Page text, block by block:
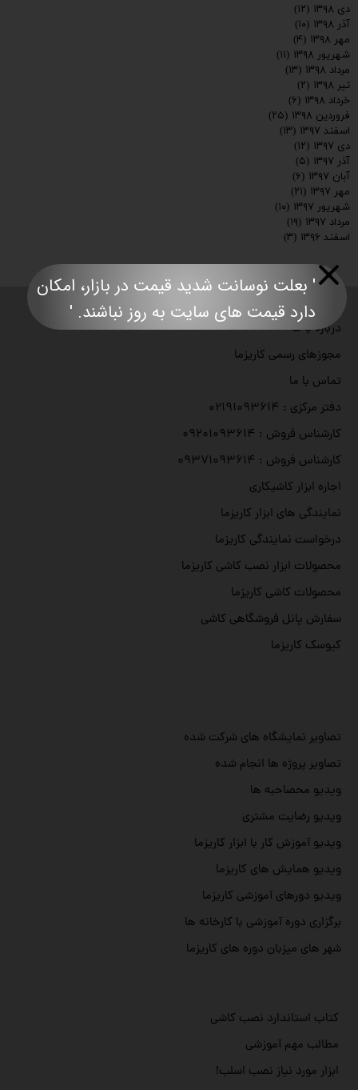
دی ۱۳۹۸
(۱۲)
آذر ۱۳۹۸
(۱۰)
مهر ۱۳۹۸
(۴)
شهریور ۱۳۹۸
(۱۱)
مرداد ۱۳۹۸
(۱۳)
تیر ۱۳۹۸
(۲)
خرداد ۱۳۹۸
(۶)
فروردین ۱۳۹۸
(۲۵)
اسفند ۱۳۹۷
(۱۳)
دی ۱۳۹۷
(۱۲)
آذر ۱۳۹۷
(۵)
آبان ۱۳۹۷
(۶)
مهر ۱۳۹۷
(۲۱)
شهریور ۱۳۹۷
(۱۰)
مرداد ۱۳۹۷
(۱۹)
اسفند ۱۳۹۶
(۳)
تصاویر نمایشگاه های شرکت شده
تصاویر پروژه ها انجام شده
ویدیو محصاحبه ها
ویدیو رضایت مشتری
ویدیو آموزش کار با ابزار کاریزما
ویدیو همایش های کاریزما
ویدیو دورهای آموزشی کاریزما
برگزاری دوره آموزشی با کارخانه ها
شهر های میزبان دوره های کاریزما
صفحه نخست
درباره با ما
مجوزهای رسمی کاریزما
تماس با ما
دفتر مرکزی : ۰۲۱۹۱۰۹۳۶۱۴
کارشناس فروش : ۰۹۲۰۱۰۹۳۶۱۴
کارشناس فروش : ۰۹۳۷۱۰۹۳۶۱۴
اجاره ابزار کاشیکاری
نمایندگی های ابزار کاریزما
درخواست نمایندگی کاریزما
محصولات ابزار نصب کاشی کاریزما
محصولات کاشی کاریزما
سفارش پانل فروشگاهی کاشی
کیوسک کاریزما
کتاب استاندارد نصب کاشی
مطالب مهم آموزشی
ابزار مورد نیاز نصب اسلب!
' بعلت نوسانت شدید قیمت در بازار، امکان
دارد قیمت های سایت به روز نباشند. '​​​​​​​​​​​​​​